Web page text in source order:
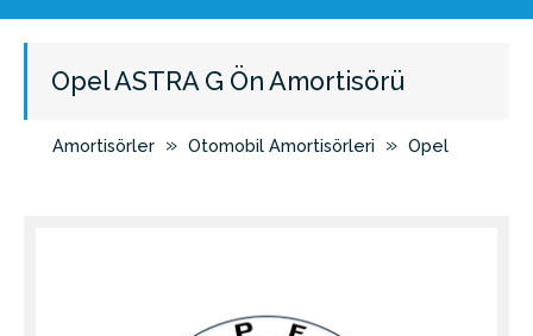
Opel ASTRA G Ön Amortisörü
Amortisörler » Otomobil Amortisörleri » Opel